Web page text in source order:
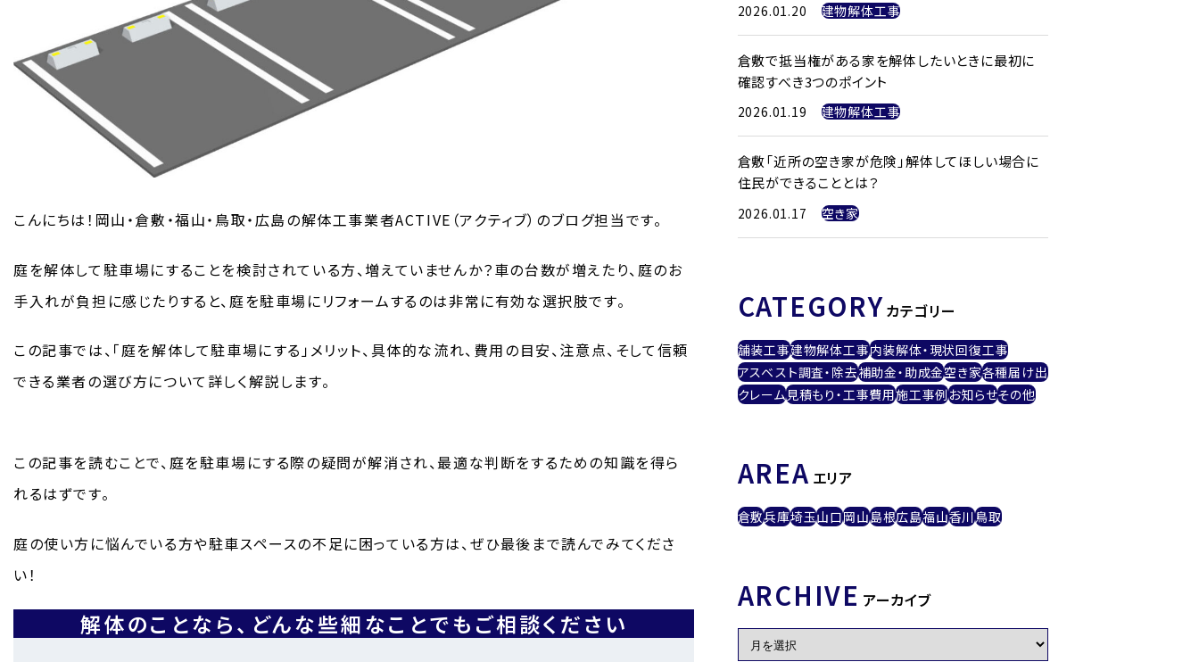
こんにちは！岡山・倉敷・福山・鳥取・広島の解体工事業者ACTIVE（アクティブ）のブログ担当です。
庭を解体して駐車場にすることを検討されている方、増えていませんか？車の台数が増えたり、庭のお
手入れが負担に感じたりすると、庭を駐車場にリフォームするのは非常に有効な選択肢です。
この記事では、「庭を解体して駐車場にする」メリット、具体的な流れ、費用の目安、注意点、そして信頼
できる業者の選び方について詳しく解説します。
この記事を読むことで、庭を駐車場にする際の疑問が解消され、最適な判断をするための知識を得ら
れるはずです。
庭の使い方に悩んでいる方や駐車スペースの不足に困っている方は、ぜひ最後まで読んでみてくださ
い！
解体のことなら、 どんな些細なことでもご相談ください
2026.01.20 建物解体工事
倉敷で抵当権がある家を解体したいときに最初に
確認すべき3つのポイント
2026.01.19 建物解体工事
倉敷「近所の空き家が危険」解体してほしい場合に
住民ができることとは？
2026.01.17 空き家
CATEGORYカテゴリー
舗装工事建物解体工事内装解体・現状回復工事
アスベスト調査・除去補助金・助成金空き家各種届け出
クレーム見積もり・工事費用施工事例お知らせその他
AREA エリア
倉敷兵庫埼玉山口岡山島根広島福山香川鳥取
ARCHIVE アーカイブ